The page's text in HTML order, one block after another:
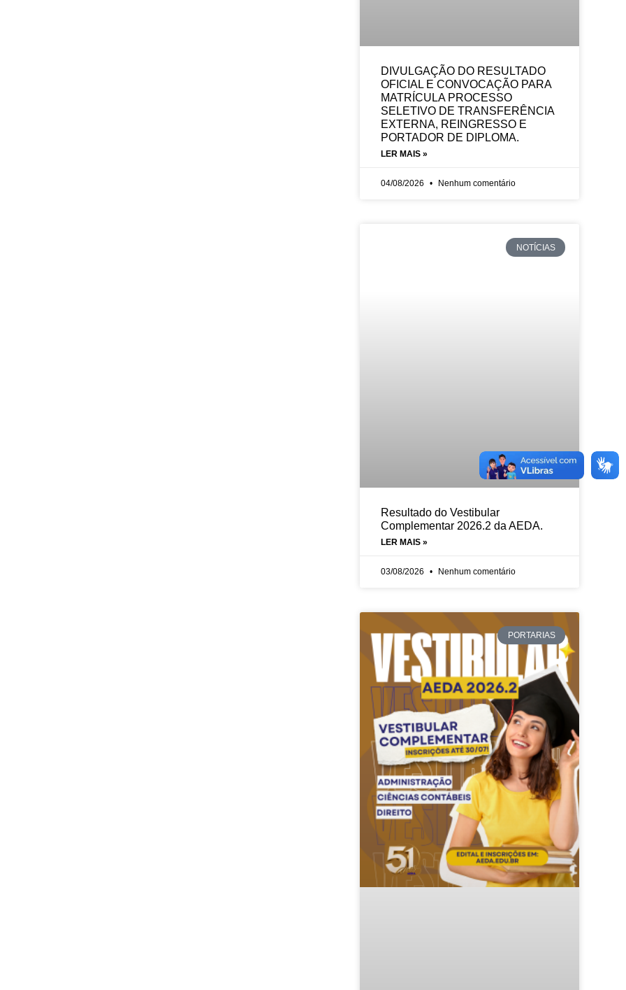
DIVULGAÇÃO DO RESULTADO
OFICIAL E CONVOCAÇÃO PARA
MATRÍCULA PROCESSO
SELETIVO DE TRANSFERÊNCIA
EXTERNA, REINGRESSO E
PORTADOR DE DIPLOMA.
LER MAIS »
04/08/2026 Nenhum comentário
NOTÍCIAS
Resultado do Vestibular
Complementar 2026.2 da AEDA.
LER MAIS »
03/08/2026 Nenhum comentário
PORTARIAS